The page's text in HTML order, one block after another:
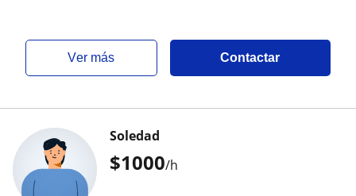
ver más Contactar
$1000/h
Soledad